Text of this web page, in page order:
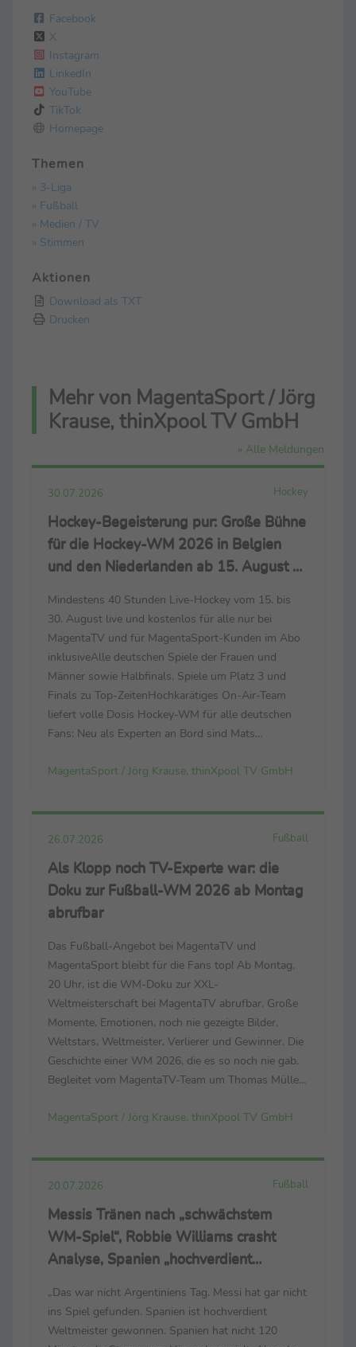
Facebook
X
Instagram
LinkedIn
YouTube
TikTok
Homepage
Themen
» 3-Liga
» Fußball
» Medien / TV
» Stimmen
Aktionen
Download als TXT
Drucken
Mehr von MagentaSport / Jörg
Krause, thinXpool TV GmbH
» Alle Meldungen
30.07.2026 Hockey
Hockey-Begeisterung pur: Große Bühne
für die Hockey-WM 2026 in Belgien
und den Niederlanden ab 15. August –
MagentaTV
Mindestens 40 Stunden Live-Hockey vom 15. bis
30. August live und kostenlos für alle nur bei
MagentaTV und für MagentaSport-Kunden im Abo
inklusiveAlle deutschen Spiele der Frauen und
Männer sowie Halbfinals, Spiele um Platz 3 und
Finals zu Top-ZeitenHochkarätiges On-Air-Team
liefert volle Dosis Hockey-WM für alle deutschen
Fans: Neu als Experten an Bord sind Mats
Leistungsträger ihrer Nationalteams Der
MagentaSport / Jörg Krause, thinXpool TV GmbH
26.07.2026 Fußball
Als Klopp noch TV-Experte war: die
Doku zur Fußball-WM 2026 ab Montag
abrufbar
Das Fußball-Angebot bei MagentaTV und
MagentaSport bleibt für die Fans top! Ab Montag,
20 Uhr, ist die WM-Doku zur XXL-
Weltmeisterschaft bei MagentaTV abrufbar. Große
Momente, Emotionen, noch nie gezeigte Bilder,
Weltstars, Weltmeister, Verlierer und Gewinner. Die
Geschichte einer WM 2026, die es so noch nie gab.
Begleitet vom MagentaTV-Team um Thomas Müller,
Bundestrainer Jürgen Klopp. (Der Link zum
MagentaSport / Jörg Krause, thinXpool TV GmbH
20.07.2026 Fußball
Messis Tränen nach „schwächstem
WM-Spiel“, Robbie Williams crasht
Analyse, Spanien „hochverdient
„Das war nicht Argentiniens Tag. Messi hat gar nicht
ins Spiel gefunden. Spanien ist hochverdient
Weltmeister gewonnen. Spanien hat nicht 120